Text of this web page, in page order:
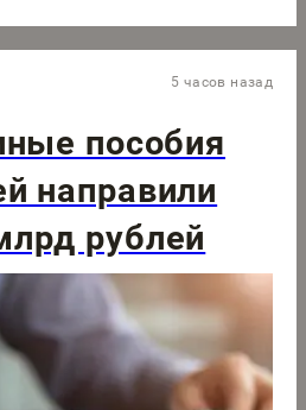
5 часов назад
пособия
направили
рублей